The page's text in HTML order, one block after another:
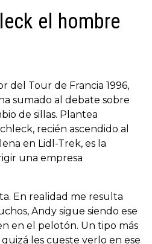
el hombre
del Tour de Francia 1996,
sumado al debate sobre
de sillas. Plantea
recién ascendido al
en Lidl-Trek, es la
una empresa
En realidad me resulta
Andy sigue siendo ese
en el pelotón. Un tipo más
les cueste verlo en ese